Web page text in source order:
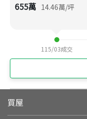
655萬 14.46萬/坪
115/03成交
買屋